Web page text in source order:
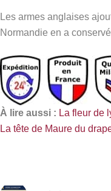
Les armes anglaises
Normandie en a
À lire aussi : La fleur de
La tête de Maure du